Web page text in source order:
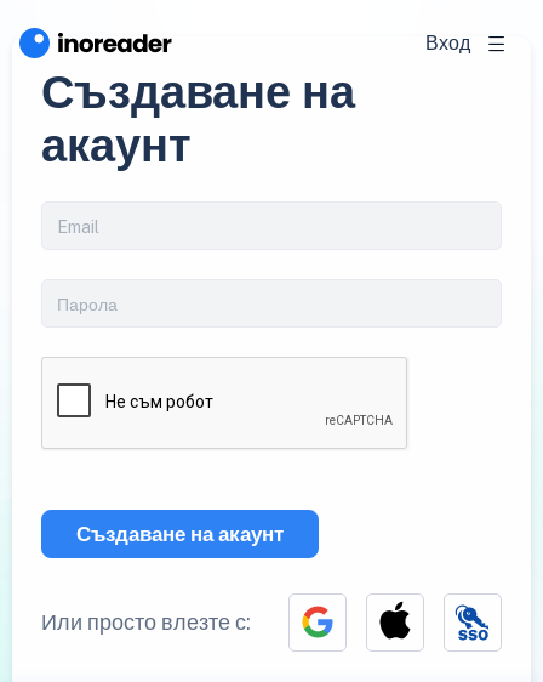
Вход
Създаване на
акаунт
Създаване на акаунт
Или просто влезте с: